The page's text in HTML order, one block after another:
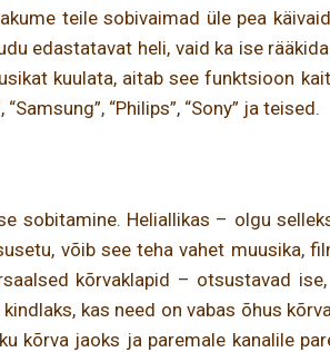
teile sobivaimad üle pea
edastatavat heli, vaid ka ise
kuulata, aitab see funktsioon
“Philips”, “Sony” ja teised.
sobitamine. Heliallikas – olgu
võib see teha vahet muusika,
kõrvaklapid – otsustavad
kas need on vabas õhus
kõrva jaoks ja paremale kanalile